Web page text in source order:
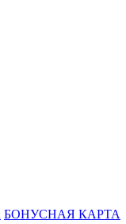
БОНУСНАЯ КАРТА